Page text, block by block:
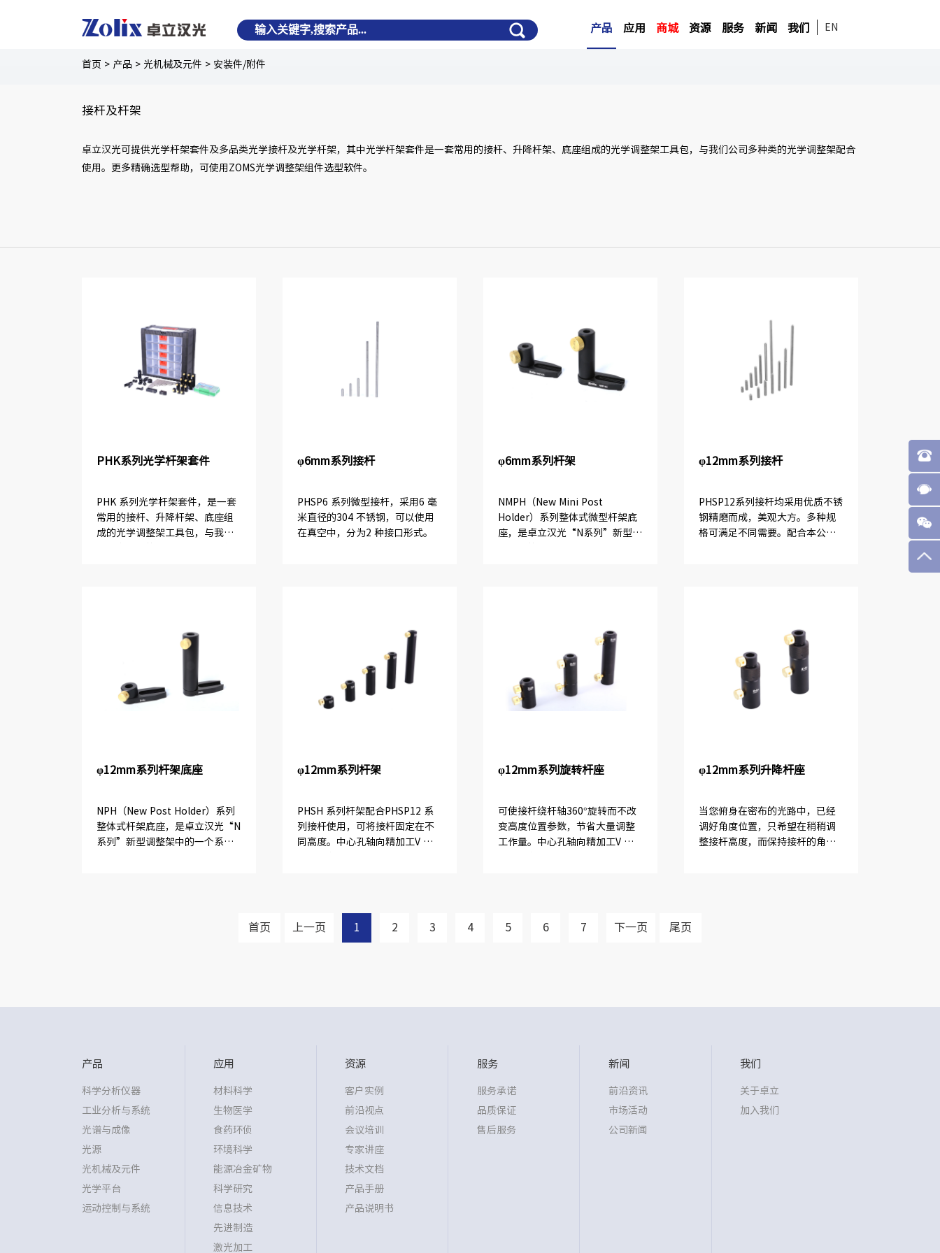
产品 应用 商城 资源 服务 新闻 我们 EN
首页 > 产品 > 光机械及元件 > 安装件/附件
接杆及杆架
卓立汉光可提供光学杆架套件及多品类光学接杆及光学杆架，其中光学杆架套件是一套常用的接杆、升降杆架、底座组成的光学调整架工具包，与我们公司多种类的光学调整架配合
使用。更多精确选型帮助，可使用ZOMS光学调整架组件选型软件。
PHK系列光学杆架套件
PHK 系列光学杆架套件，是一套
常用的接杆、升降杆架、底座组
成的光学调整架工具包，与我们
φ6mm系列接杆
PHSP6 系列微型接杆，采用6 毫
米直径的304 不锈钢，可以使用
在真空中，分为2 种接口形式。
φ6mm系列杆架
NMPH（New Mini Post
Holder）系列整体式微型杆架底
座，是卓立汉光“N系列”新型调
φ12mm系列接杆
PHSP12系列接杆均采用优质不锈
钢精磨而成，美观大方。多种规
格可满足不同需要。配合本公司
φ12mm系列杆架底座
NPH（New Post Holder）系列
整体式杆架底座，是卓立汉光“N
系列”新型调整架中的一个系列
φ12mm系列杆架
PHSH 系列杆架配合PHSP12 系
列接杆使用，可将接杆固定在不
同高度。中心孔轴向精加工V 形
φ12mm系列旋转杆座
可使接杆绕杆轴360°旋转而不改
变高度位置参数，节省大量调整
工作量。中心孔轴向精加工V 形
φ12mm系列升降杆座
当您俯身在密布的光路中，已经
调好角度位置，只希望在稍稍调
整接杆高度，而保持接杆的角度
首页 上一页 1 2 3 4 5 6 7 下一页 尾页
产品
科学分析仪器
工业分析与系统
光谱与成像
光源
光机械及元件
光学平台
运动控制与系统
应用
材料科学
生物医学
食药环侦
环境科学
能源冶金矿物
科学研究
信息技术
先进制造
激光加工
资源
客户实例
前沿视点
会议培训
专家讲座
技术文档
产品手册
产品说明书
服务
服务承诺
品质保证
售后服务
新闻
前沿资讯
市场活动
公司新闻
我们
关于卓立
加入我们